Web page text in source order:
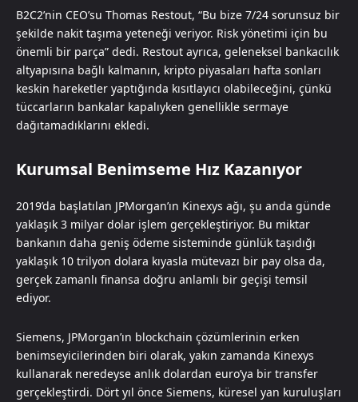
B2C2’nin CEO’su Thomas Restout, “Bu bize 7/24 sorunsuz bir
şekilde nakit taşıma yeteneği veriyor. Risk yönetimi için bu
önemli bir parça” dedi. Restout ayrıca, geleneksel bankacılık
altyapısına bağlı kalmanın, kripto piyasaları hafta sonları
keskin hareketler yaptığında kısıtlayıcı olabileceğini, çünkü
tüccarların bankalar kapalıyken genellikle sermaye
dağıtamadıklarını ekledi.
Kurumsal Benimseme Hız Kazanıyor
2019’da başlatılan JPMorgan’ın Kinexys ağı, şu anda günde
yaklaşık 3 milyar dolar işlem gerçekleştiriyor. Bu miktar
bankanın daha geniş ödeme sisteminde günlük taşıdığı
yaklaşık 10 trilyon dolara kıyasla mütevazı bir pay olsa da,
gerçek zamanlı finansa doğru anlamlı bir geçişi temsil
ediyor.
Siemens, JPMorgan’ın blockchain çözümlerinin erken
benimseyicilerinden biri olarak, yakın zamanda Kinexys
kullanarak neredeyse anlık dolardan euro’ya bir transfer
gerçekleştirdi. Dört yıl önce Siemens, küresel yan kuruluşları